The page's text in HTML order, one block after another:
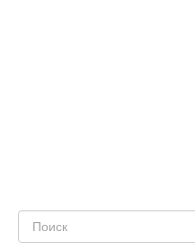
Поиск: